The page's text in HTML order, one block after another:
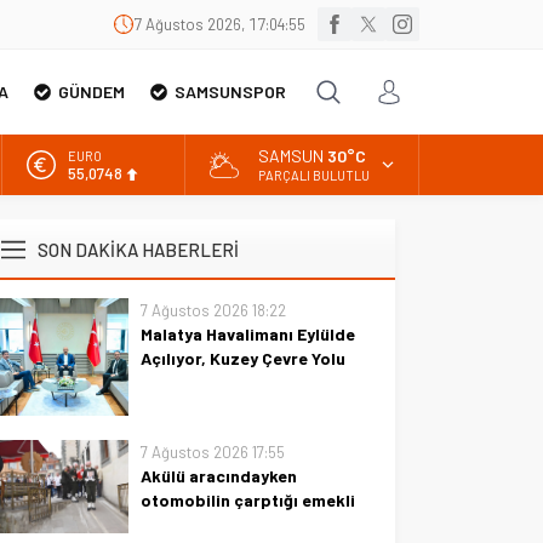
7 Ağustos 2026, 17:04:56
GÜNDEM SAMSUNSPOR
EURO
55,0748
BİST
13.785,25
DOLAR
47,7048
SAMSUN 30°C
PARÇALI BULUTLU
SON DAKİKA HABERLERİ
7 Ağustos 2026 18:22
Malatya Havalimanı Eylülde
Açılıyor, Kuzey Çevre Yolu
Parti İstanbul Milletvekili Azmi
Ekinci, Ulaştırma ve Altyapı
Bakanı Abdulkadir Uraloğlu’nu
7 Ağustos 2026 17:55
Akülü aracındayken
otomobilin çarptığı emekli